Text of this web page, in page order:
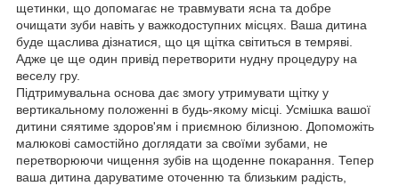
щетинки, що допомагає не травмувати ясна та добре
очищати зуби навіть у важкодоступних місцях. Ваша дитина
буде щаслива дізнатися, що ця щітка світиться в темряві.
Адже це ще один привід перетворити нудну процедуру на
веселу гру.
Підтримувальна основа дає змогу утримувати щітку у
вертикальному положенні в будь-якому місці. Усмішка вашої
дитини сяятиме здоров'ям і приємною білизною. Допоможіть
малюкові самостійно доглядати за своїми зубами, не
перетворюючи чищення зубів на щоденне покарання. Тепер
ваша дитина даруватиме оточенню та близьким радість,